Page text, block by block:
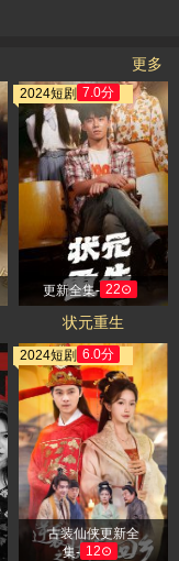
更多
2024短剧 7.0分
更新全集- 22⊙
状元重生
2024短剧 6.0分
古装仙侠更新全
集- 12⊙